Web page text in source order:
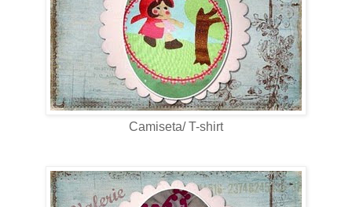
Camiseta/ T-shirt